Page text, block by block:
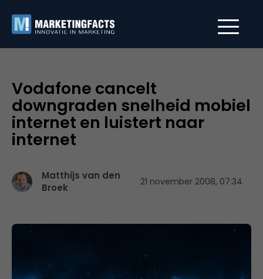
Vodafone cancelt
downgraden snelheid mobiel
internet en luistert naar
internet
Matthijs van den
Broek
21 november 2008, 07:34